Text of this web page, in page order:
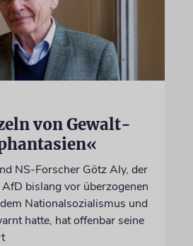
von Gewalt-
NS-Forscher Götz Aly, der
bislang vor überzogenen
Nationalsozialismus und
hatte, hat offenbar seine